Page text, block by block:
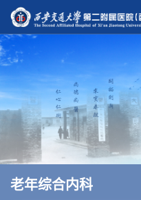
老年综合内科